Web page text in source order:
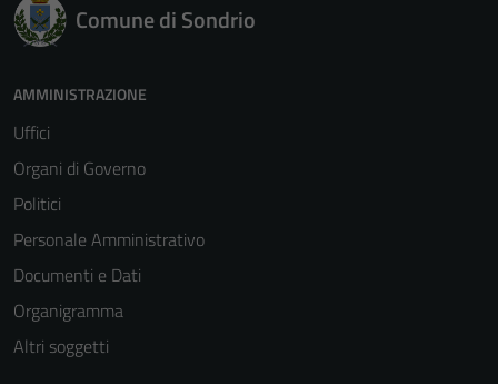
Comune di Sondrio
AMMINISTRAZIONE
Uffici
Organi di Governo
Politici
Personale Amministrativo
Documenti e Dati
Organigramma
Altri soggetti